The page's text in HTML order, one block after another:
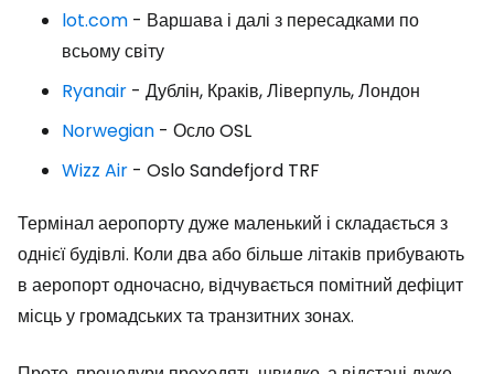
lot.com - Варшава і далі з пересадками по
всьому світу
Ryanair - Дублін, Краків, Ліверпуль, Лондон
Norwegian - Осло OSL
Wizz Air - Oslo Sandefjord TRF
Термінал аеропорту дуже маленький і складається з
однієї будівлі. Коли два або більше літаків прибувають
в аеропорт одночасно, відчувається помітний дефіцит
місць у громадських та транзитних зонах.